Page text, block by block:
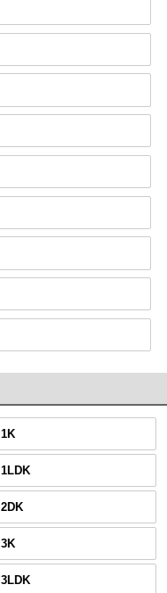
1K
1LDK
2DK
3K
3LDK